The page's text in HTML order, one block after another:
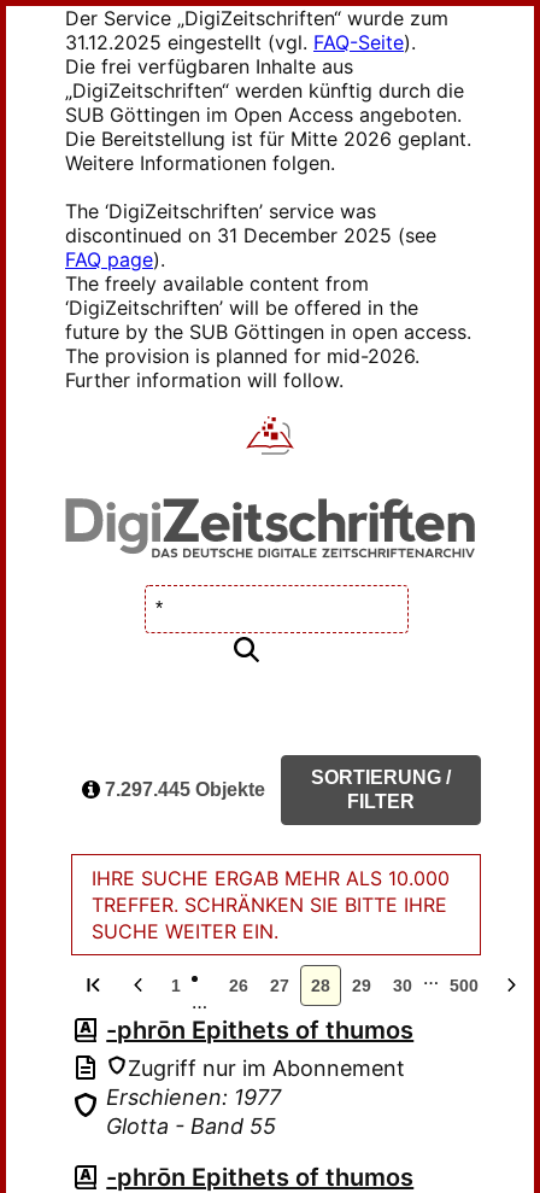
Der Service „DigiZeitschriften“ wurde zum
31.12.2025 eingestellt (vgl. FAQ-Seite).
Die frei verfügbaren Inhalte aus
„DigiZeitschriften“ werden künftig durch die
SUB Göttingen im Open Access angeboten.
Die Bereitstellung ist für Mitte 2026 geplant.
Weitere Informationen folgen.
The ‘DigiZeitschriften’ service was
discontinued on 31 December 2025 (see
FAQ page).
The freely available content from
‘DigiZeitschriften’ will be offered in the
future by the SUB Göttingen in open access.
The provision is planned for mid-2026.
Further information will follow.
7.297.445 Objekte
SORTIERUNG /
FILTER
IHRE SUCHE ERGAB MEHR ALS 10.000
TREFFER. SCHRÄNKEN SIE BITTE IHRE
SUCHE WEITER EIN.
1
…
26 27 28 29 30 … 500
-phrōn Epithets of thumos
Zugriff nur im Abonnement
Erschienen: 1977
Glotta - Band 55
-phrōn Epithets of thumos